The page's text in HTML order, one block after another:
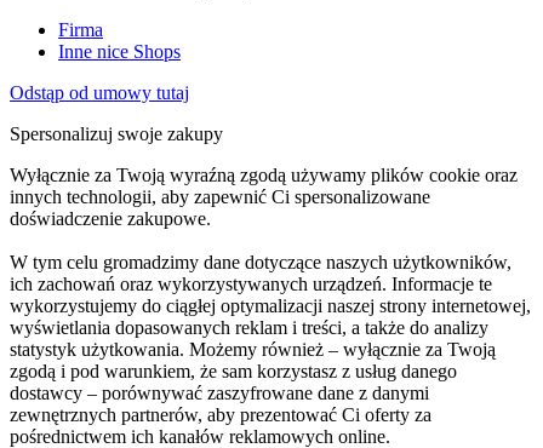
Firma
Inne nice Shops
Odstąp od umowy tutaj
Spersonalizuj swoje zakupy
Wyłącznie za Twoją wyraźną zgodą używamy plików cookie oraz
innych technologii, aby zapewnić Ci spersonalizowane
doświadczenie zakupowe.
W tym celu gromadzimy dane dotyczące naszych użytkowników,
ich zachowań oraz wykorzystywanych urządzeń. Informacje te
wykorzystujemy do ciągłej optymalizacji naszej strony internetowej,
wyświetlania dopasowanych reklam i treści, a także do analizy
statystyk użytkowania. Możemy również – wyłącznie za Twoją
zgodą i pod warunkiem, że sam korzystasz z usług danego
dostawcy – porównywać zaszyfrowane dane z danymi
zewnętrznych partnerów, aby prezentować Ci oferty za
pośrednictwem ich kanałów reklamowych online.